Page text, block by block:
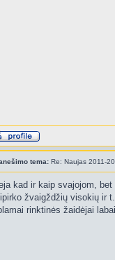
tema: Re: Naujas 2011-
kad ir kaip svajojom,
žvaigždžių visokių ir
rinktinės žaidėjai